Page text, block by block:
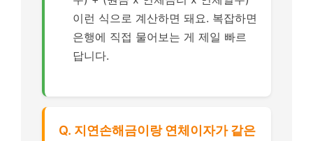
이런 식으로 계산하면 돼요. 복잡하면
은행에 직접 물어보는 게 제일 빠르
답니다.
Q. 지연손해금이랑 연체이자가 같은